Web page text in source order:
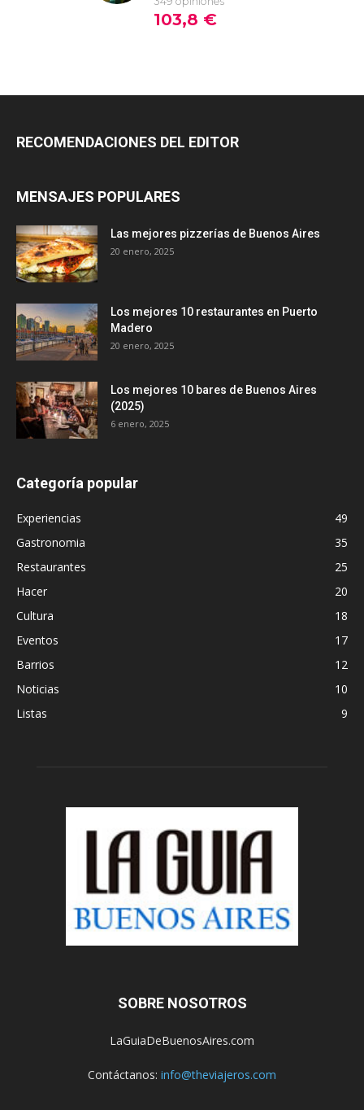
RECOMENDACIONES DEL EDITOR
MENSAJES POPULARES
Las mejores pizzerías de Buenos Aires
20 enero, 2025
Los mejores 10 restaurantes en Puerto
Madero
20 enero, 2025
Los mejores 10 bares de Buenos Aires
(2025)
6 enero, 2025
Categoría popular
Experiencias
49
Gastronomia
35
Restaurantes
25
Hacer
20
Cultura
18
Eventos
17
Barrios
12
Noticias
10
Listas
9
SOBRE NOSOTROS
LaGuiaDeBuenosAires.com
Contáctanos: info@theviajeros.com